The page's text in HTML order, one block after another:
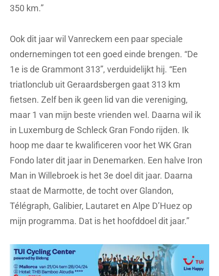
350 km.”
Ook dit jaar wil Vanreckem een paar speciale
ondernemingen tot een goed einde brengen. “De
1e is de Grammont 313”, verduidelijkt hij. “Een
triatlonclub uit Geraardsbergen gaat 313 km
fietsen. Zelf ben ik geen lid van die vereniging,
maar 1 van mijn beste vrienden wel. Daarna wil ik
in Luxemburg de Schleck Gran Fondo rijden. Ik
hoop me daar te kwalificeren voor het WK Gran
Fondo later dit jaar in Denemarken. Een halve Iron
Man in Willebroek is het 3e doel dit jaar. Daarna
staat de Marmotte, de tocht over Glandon,
Télégraph, Galibier, Lautaret en Alpe D’Huez op
mijn programma. Dat is het hoofddoel dit jaar.”